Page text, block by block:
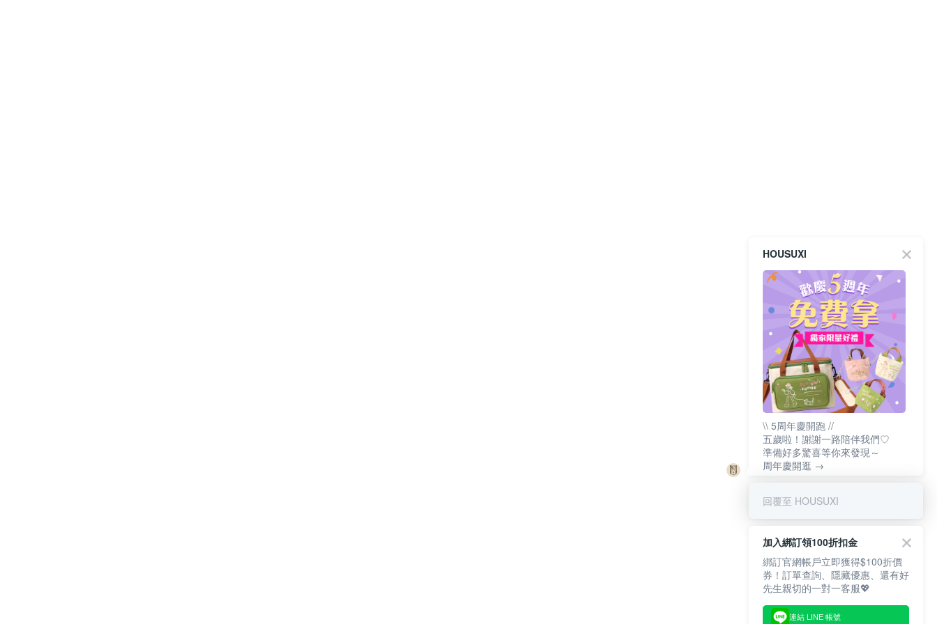
HOUSUXI
\\ 5周年慶開跑 //
五歲啦！謝謝一路陪伴我們♡
準備好多驚喜等你來發現～
周年慶開逛 →
回覆至 HOUSUXI
加入綁訂領100折扣金
綁訂官網帳戶立即獲得$100折價
券！訂單查詢、隱藏優惠、還有好
先生親切的一對一客服💖
連結 LINE 帳號